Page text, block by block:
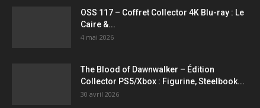
statuettes
OSS 117 – Coffret Collector 4K Blu-ray : Le
Caire &...
4 mai 2026
The Blood of Dawnwalker – Édition
Collector PS5/Xbox : Figurine, Steelbook...
30 avril 2026